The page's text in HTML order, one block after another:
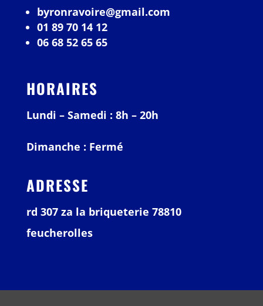
byronravoire@gmail.com
01 89 70 14 12
06 68 52 65 65
HORAIRES
Lundi – Samedi : 8h – 20h
Dimanche : Fermé
ADRESSE
rd 307 za la briqueterie 78810
feucherolles